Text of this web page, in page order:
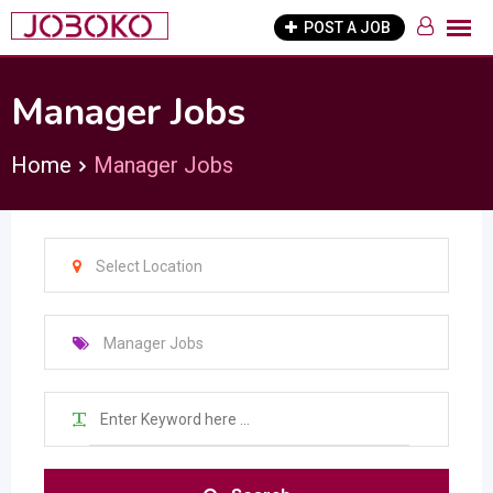
Skip
to
POST A JOB
Manager Jobs
Home Manager Jobs
Select Location
Manager Jobs